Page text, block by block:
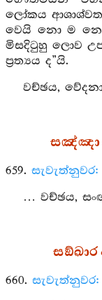
ලෝකය
වෙයි නො ම
මිසදිටුහු ලොව
ප්‍රත්‍යය ද”යි.
වච්ඡය,
සඤ්ඤා
659. සැවැත්නුවර:
… වච්ඡය,
660. සැවැත්නුවර: